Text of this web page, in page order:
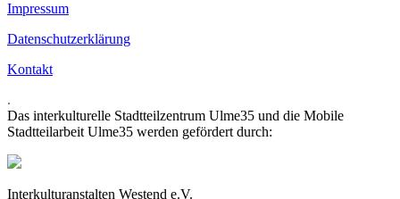
Impressum
Datenschutzerklärung
Kontakt
.
Das interkulturelle Stadtteilzentrum Ulme35 und die Mobile
Stadtteilarbeit Ulme35 werden gefördert durch:
Interkulturanstalten Westend e.V.